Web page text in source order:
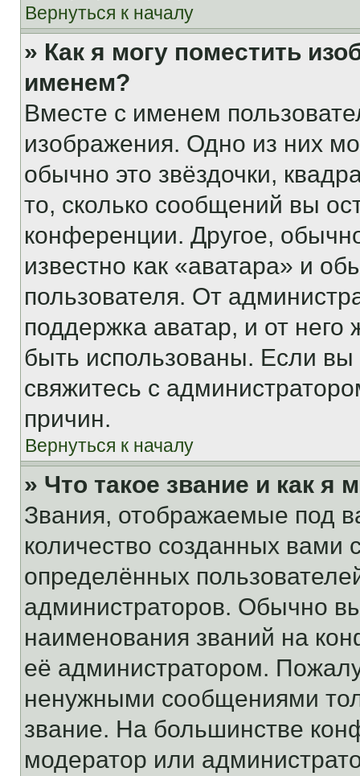
Вернуться к началу
» Как я могу поместить
именем?
Вместе с именем
изображения. Одно из них
обычно это звёздочки,
то, сколько сообщений вы
конференции. Другое,
известно как «аватара» и
пользователя. От
поддержка аватар, и от него
быть использованы. Если
свяжитесь с
причин.
Вернуться к началу
» Что такое звание и как я
Звания, отображаемые под
количество созданных
определённых
администраторов. Обычно
наименования званий на
её администратором.
ненужными сообщениями
звание. На большинстве
модератор или